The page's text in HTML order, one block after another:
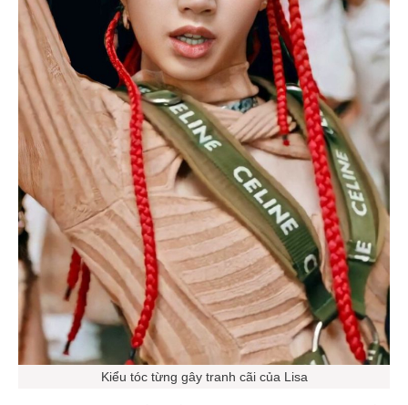
Kiểu tóc từng gây tranh cãi của Lisa